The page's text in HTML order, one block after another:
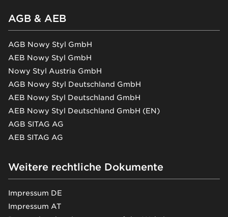
AGB & AEB
AGB Nowy Styl GmbH
AEB Nowy Styl GmbH
Nowy Styl Austria GmbH
AGB Nowy Styl Deutschland GmbH
AEB Nowy Styl Deutschland GmbH
AEB Nowy Styl Deutschland GmbH (EN)
AGB SITAG AG
AEB SITAG AG
Weitere rechtliche Dokumente
Impressum DE
Impressum AT